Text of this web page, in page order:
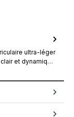
ultra-léger
et dynamiq…